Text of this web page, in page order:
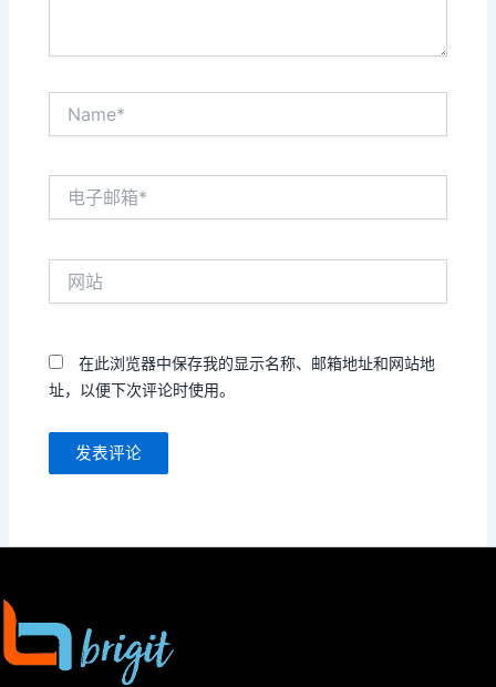
在此浏览器中保存我的显示名称、邮箱地址和网站地
址，以便下次评论时使用。